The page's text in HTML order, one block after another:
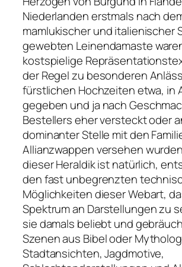
Niederlanden erstmals nach
mamlukischer und italienischer
gewebten Leinendamaste
kostspielige
der Regel zu besonderen
fürstlichen Hochzeiten etwa, in
gegeben und ja nach
Bestellers eher versteckt oder
dominanter Stelle mit den
Allianzwappen versehen
dieser Heraldik ist natürlich,
den fast unbegrenzten
Möglichkeiten dieser Webart,
Spektrum an Darstellungen zu
sie damals beliebt und
Szenen aus Bibel oder
Stadtansichten, Jagdmotive,